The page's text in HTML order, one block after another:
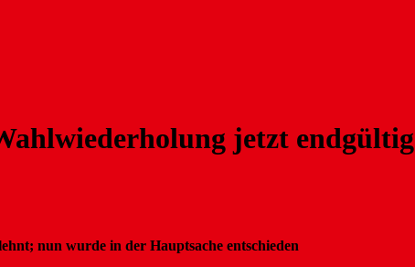
jetzt endgültig
nun wurde in der Hauptsache entschieden